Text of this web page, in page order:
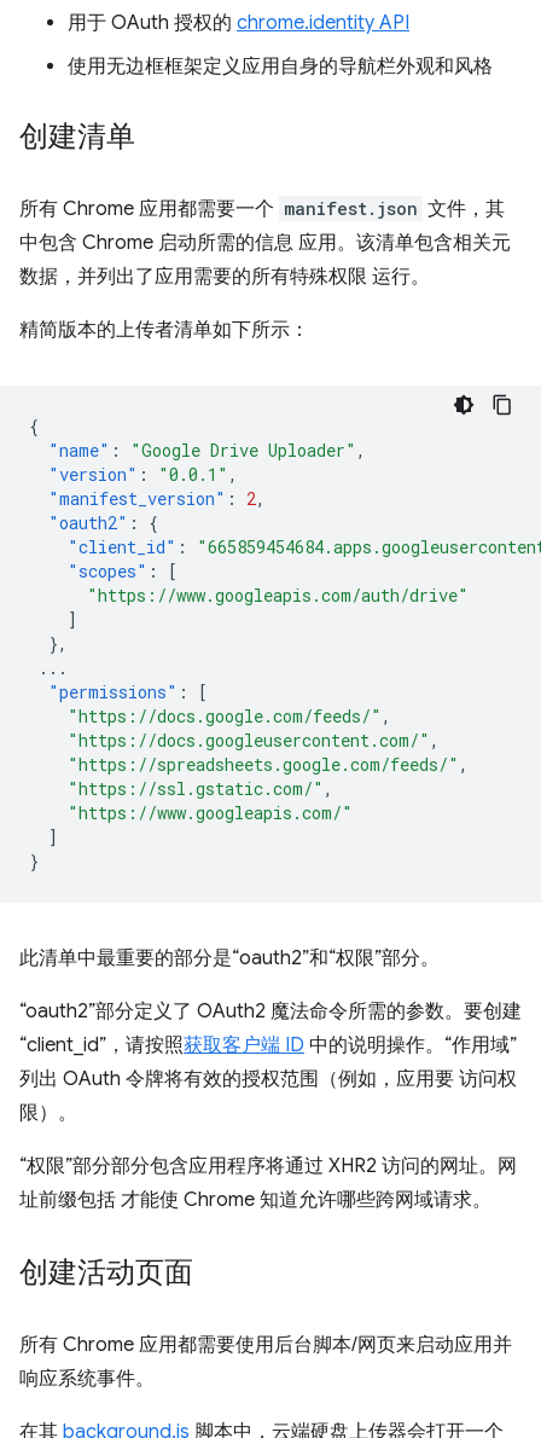
用于 OAuth 授权的 chrome.identity API
使用无边框框架定义应用自身的导航栏外观和风格
创建清单
所有 Chrome 应用都需要一个 manifest.json 文件，其
中包含 Chrome 启动所需的信息 应用。该清单包含相关元
数据，并列出了应用需要的所有特殊权限 运行。
精简版本的上传者清单如下所示：
{
"name" : "Google Drive Uploader" ,
"version" : "0.0.1" ,
"manifest_version" : 2,
"oauth2" :
{
"client_id" :
"scopes" :
[
"https://www.googleapis.com/auth/drive"
]
},
...
"permissions" :
[
"https://docs.google.com/feeds/" ,
"https://docs.googleusercontent.com/" ,
"https://spreadsheets.google.com/feeds/" ,
"https://ssl.gstatic.com/" ,
"https://www.googleapis.com/"
]
}
此清单中最重要的部分是“oauth2”和“权限”部分。
“oauth2”部分定义了 OAuth2 魔法命令所需的参数。要创建
“client_id”，请按照获取客户端 ID 中的说明操作。“作用域”
列出 OAuth 令牌将有效的授权范围（例如，应用要 访问权
限）。
“权限”部分部分包含应用程序将通过 XHR2 访问的网址。网
址前缀包括 才能使 Chrome 知道允许哪些跨网域请求。
创建活动页面
所有 Chrome 应用都需要使用后台脚本/网页来启动应用并
响应系统事件。
在其 background.js 脚本中，云端硬盘上传器会打开一个